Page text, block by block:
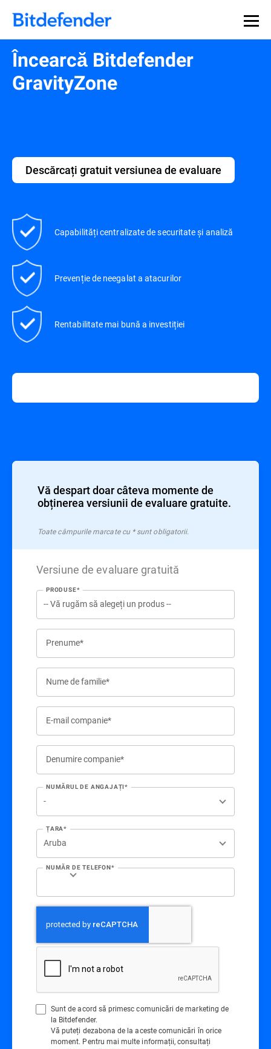
Încearcă Bitdefender
GravityZone
Descărcați gratuit versiunea de evaluare
Capabilități centralizate de securitate și analiză
Prevenție de neegalat a atacurilor
Rentabilitate mai bună a investiției
Vă despart doar câteva momente de
obținerea versiunii de evaluare gratuite.
Toate câmpurile marcate cu * sunt obligatorii.
Versiune de evaluare gratuită
PRODUSE*
Prenume*
Nume de familie*
E-mail companie*
Denumire companie*
NUMĂRUL DE ANGAJAȚI*
ȚARA*
NUMĂR DE TELEFON*
Sunt de acord să primesc comunicări de marketing de
la Bitdefender.
Vă puteți dezabona de la aceste comunicări în orice
moment. Pentru mai multe informații, consultați